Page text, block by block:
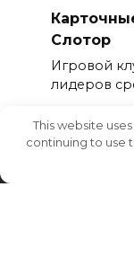
Слотор
Игровой
лидеров
This website
continuing to use